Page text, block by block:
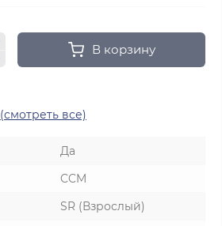
В корзину
(смотреть все)
Да
CCM
SR (Взрослый)